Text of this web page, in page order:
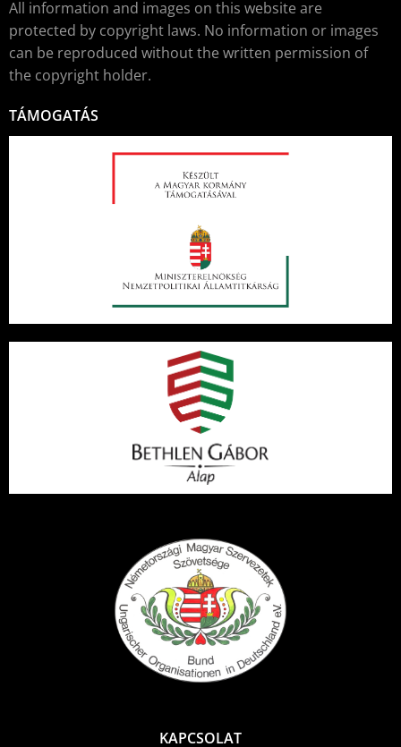
All information and images on this website are
protected by copyright laws. No information or images
can be reproduced without the written permission of
the copyright holder.
TÁMOGATÁS
KAPCSOLAT